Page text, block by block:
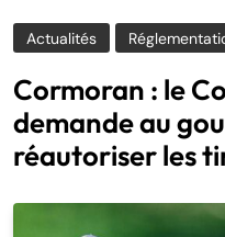
Actualités
Cormoran : le
demande au
réautoriser les